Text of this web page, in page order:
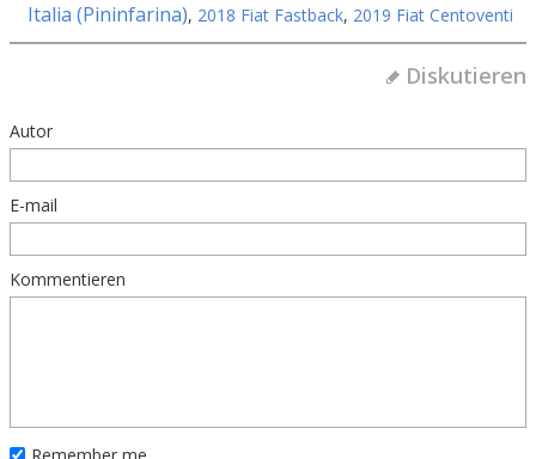
Italia (Pininfarina), 2018 Fiat Fastback, 2019 Fiat Centoventi
Diskutieren
Autor
E-mail
Kommentieren